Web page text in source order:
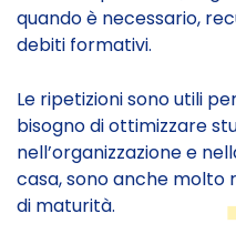
quando è necessario,
debiti formativi.
Le ripetizioni sono utili
bisogno di ottimizzare
nell’organizzazione e
casa, sono anche molto
di maturità.